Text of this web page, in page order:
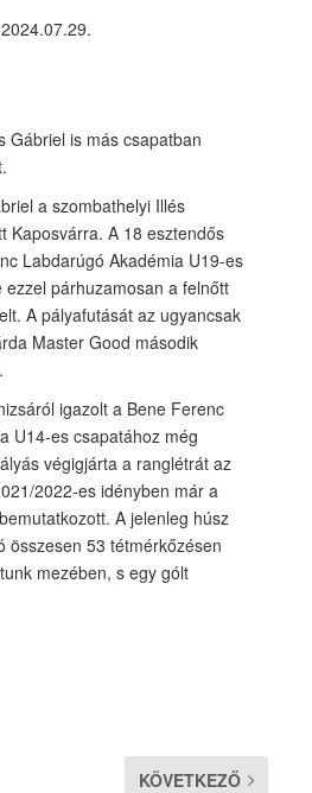
2024.07.29.
Gábriel is más csapatban
a szombathelyi Illés
Kaposvárra. A 18 esztendős
Labdarúgó Akadémia U19-es
ezzel párhuzamosan a felnőtt
A pályafutását az ugyancsak
Master Good második
igazolt a Bene Ferenc
U14-es csapatához még
végigjárta a ranglétrát az
2022-es idényben már a
A jelenleg húsz
összesen 53 tétmérkőzésen
mezében, s egy gólt
KÖVETKEZŐ